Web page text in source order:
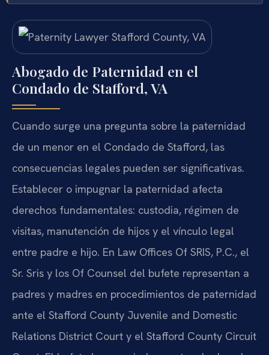
Abogado de Paternidad en el
Condado de Stafford, VA
Cuando surge una pregunta sobre la paternidad
de un menor en el Condado de Stafford, las
consecuencias legales pueden ser significativas.
Establecer o impugnar la paternidad afecta
derechos fundamentales: custodia, régimen de
visitas, manutención de hijos y el vínculo legal
entre padre e hijo. En Law Offices Of SRIS, P.C., el
Sr. Sris y los Of Counsel del bufete representan a
padres y madres en procedimientos de paternidad
ante el Stafford County Juvenile and Domestic
Relations District Court y el Stafford County Circuit